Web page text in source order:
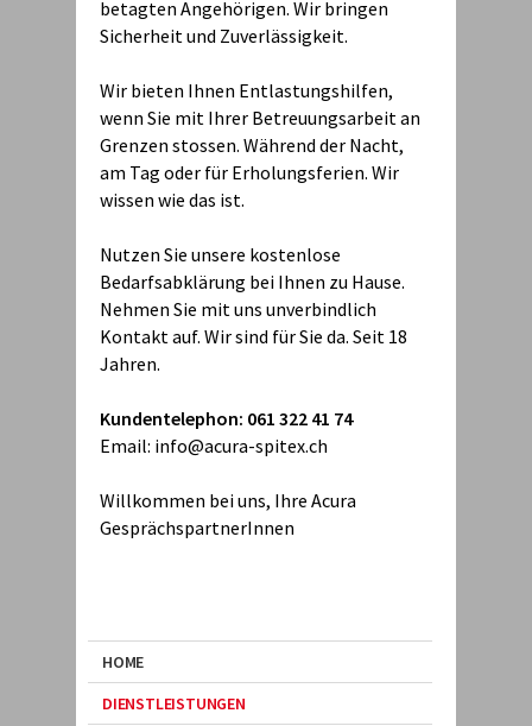
betagten Angehörigen. Wir bringen
Sicherheit und Zuverlässigkeit.
Wir bieten Ihnen Entlastungshilfen,
wenn Sie mit Ihrer Betreuungsarbeit an
Grenzen stossen. Während der Nacht,
am Tag oder für Erholungsferien. Wir
wissen wie das ist.
Nutzen Sie unsere kostenlose
Bedarfsabklärung bei Ihnen zu Hause.
Nehmen Sie mit uns unverbindlich
Kontakt auf. Wir sind für Sie da. Seit 18
Jahren.
Kundentelephon: 061 322 41 74
Email: info@acura-spitex.ch
Willkommen bei uns, Ihre Acura
GesprächspartnerInnen
HOME
DIENSTLEISTUNGEN